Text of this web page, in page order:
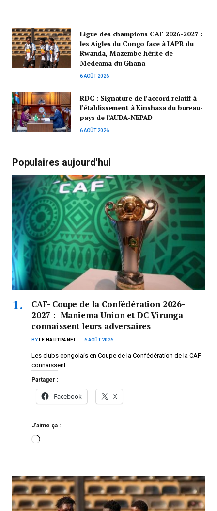
Ligue des champions CAF 2026-2027 :
les Aigles du Congo face à l’APR du
Rwanda, Mazembe hérite de
Medeama du Ghana
6 AOÛT 2026
RDC : Signature de l’accord relatif à
l’établissement à Kinshasa du bureau-
pays de l’AUDA-NEPAD
6 AOÛT 2026
Populaires aujourd'hui
CAF- Coupe de la Confédération 2026-
2027 : Maniema Union et DC Virunga
connaissent leurs adversaires
BY LE HAUTPANEL 6 AOÛT 2026
Les clubs congolais en Coupe de la Confédération de la CAF
connaissent…
Partager :
Facebook X
J’aime ça :